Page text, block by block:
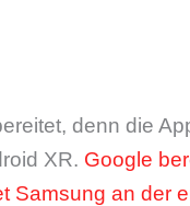
denn die
XR. Google
Samsung an der